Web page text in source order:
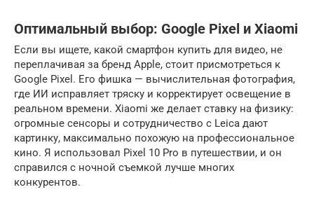
Оптимальный выбор: Google Pixel и Xiaomi
Если вы ищете, какой смартфон купить для видео, не
переплачивая за бренд Apple, стоит присмотреться к
Google Pixel. Его фишка — вычислительная фотография,
где ИИ исправляет тряску и корректирует освещение в
реальном времени. Xiaomi же делает ставку на физику:
огромные сенсоры и сотрудничество с Leica дают
картинку, максимально похожую на профессиональное
кино. Я использовал Pixel 10 Pro в путешествии, и он
справился с ночной съемкой лучше многих
конкурентов.